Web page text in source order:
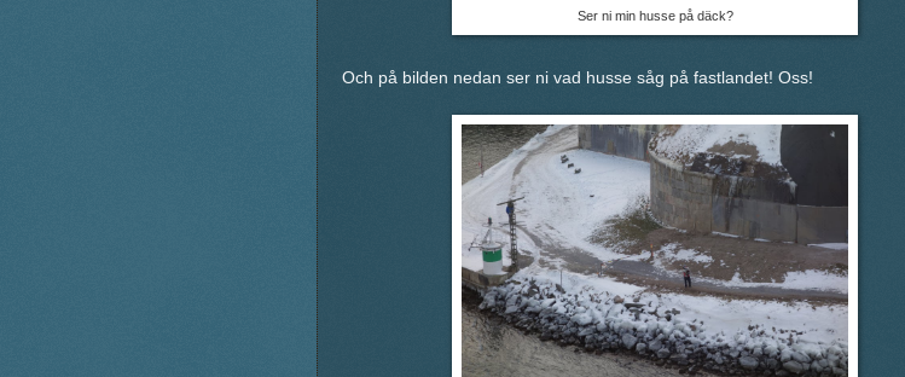
Ser ni min husse på däck?
Och på bilden nedan ser ni vad husse såg på fastlandet! Oss!